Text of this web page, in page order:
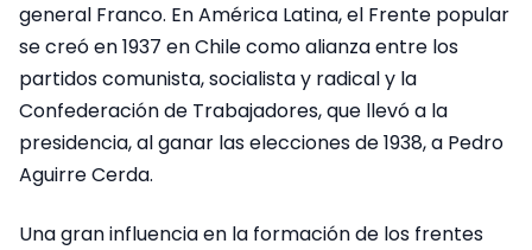
general Franco. En América Latina, el Frente popular
se creó en 1937 en Chile como alianza entre los
partidos comunista, socialista y radical y la
Confederación de Trabajadores, que llevó a la
presidencia, al ganar las elecciones de 1938, a Pedro
Aguirre Cerda.
Una gran influencia en la formación de los frentes